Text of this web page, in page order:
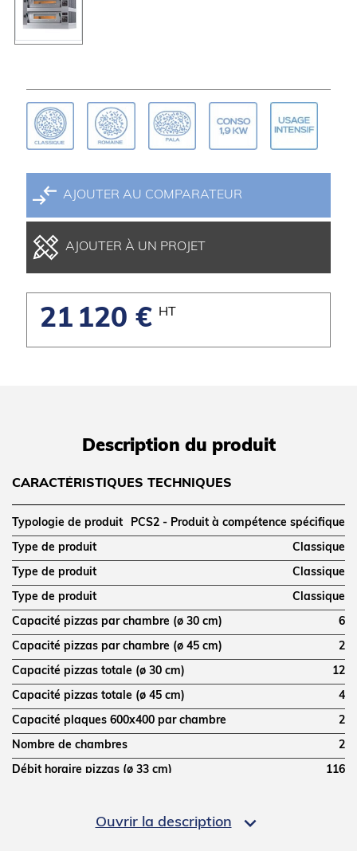
AJOUTER AU COMPARATEUR
AJOUTER À UN PROJET
21 120 € HT
Ouvrir la description 
Description du produit
CARACTÉRISTIQUES TECHNIQUES
Typologie de produit PCS2 - Produit à compétence spécifique
Type de produit Classique
Type de produit Classique
Type de produit Classique
Capacité pizzas par chambre (ø 30 cm) 6
Capacité pizzas par chambre (ø 45 cm) 2
Capacité pizzas totale (ø 30 cm) 12
Capacité pizzas totale (ø 45 cm) 4
Capacité plaques 600x400 par chambre 2
Nombre de chambres 2
Débit horaire pizzas (ø 33 cm) 116
Type d'éclairage